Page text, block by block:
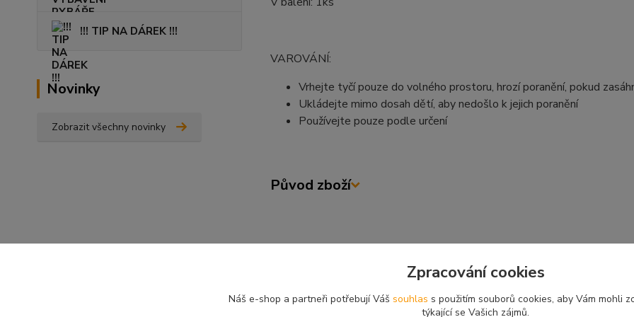
!!! TIP NA DÁREK !!!
Novinky
Zobrazit všechny novinky
VAROVÁNÍ:
Vrhejte tyčí pouze do volného prostoru, hrozí poranění, pokud
Ukládejte mimo dosah dětí, aby nedošlo k jejich poranění
Používejte pouze podle určení
Původ zboží
VRHACÍ TYČE
Zpracování cookies
Náš e-shop a partneři potřebují Váš souhlas s použitím souborů cookies, aby Vám mohli
týkající se Vašich zájmů.